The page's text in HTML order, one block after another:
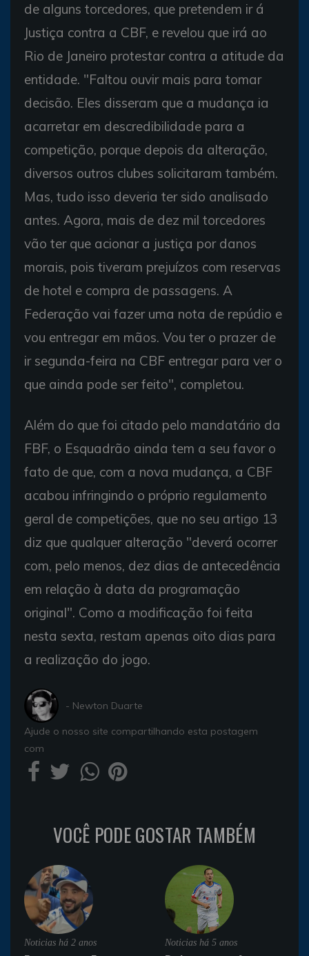
de alguns torcedores, que pretendem ir á
Justiça contra a CBF, e revelou que irá ao
Rio de Janeiro protestar contra a atitude da
entidade. "Faltou ouvir mais para tomar
decisão. Eles disseram que a mudança ia
acarretar em descredibilidade para a
competição, porque depois da alteração,
diversos outros clubes solicitaram também.
Mas, tudo isso deveria ter sido analisado
antes. Agora, mais de dez mil torcedores
vão ter que acionar a justiça por danos
morais, pois tiveram prejuízos com reservas
de hotel e compra de passagens. A
Federação vai fazer uma nota de repúdio e
vou entregar em mãos. Vou ter o prazer de
ir segunda-feira na CBF entregar para ver o
que ainda pode ser feito", completou.
Além do que foi citado pelo mandatário da
FBF, o Esquadrão ainda tem a seu favor o
fato de que, com a nova mudança, a CBF
acabou infringindo o próprio regulamento
geral de competições, que no seu artigo 13
diz que qualquer alteração "deverá ocorrer
com, pelo menos, dez dias de antecedência
em relação à data da programação
original". Como a modificação foi feita
nesta sexta, restam apenas oito dias para
a realização do jogo.
- Newton Duarte
Ajude o nosso site compartilhando esta postagem
com
VOCÊ PODE GOSTAR TAMBÉM
Noticias há 2 anos Noticias há 5 anos